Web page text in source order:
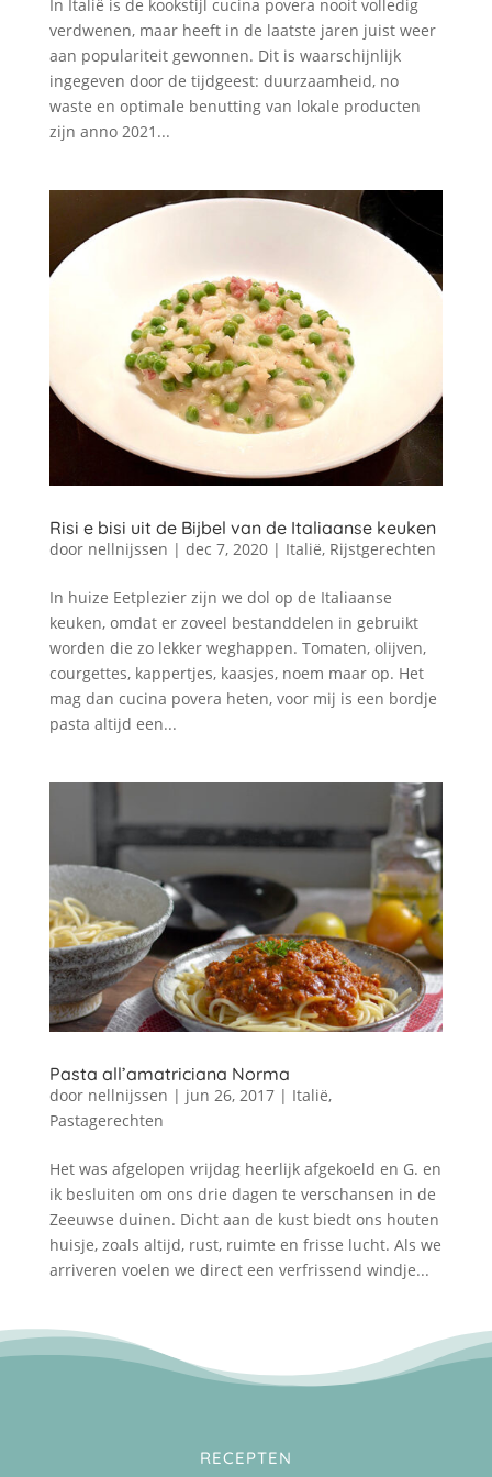
In Italië is de kookstijl cucina povera nooit volledig
verdwenen, maar heeft in de laatste jaren juist weer
aan populariteit gewonnen. Dit is waarschijnlijk
ingegeven door de tijdgeest: duurzaamheid, no
waste en optimale benutting van lokale producten
zijn anno 2021...
Risi e bisi uit de Bijbel van de Italiaanse keuken
door nellnijssen | dec 7, 2020| Italië, Rijstgerechten
In huize Eetplezier zijn we dol op de Italiaanse
keuken, omdat er zoveel bestanddelen in gebruikt
worden die zo lekker weghappen. Tomaten, olijven,
courgettes, kappertjes, kaasjes, noem maar op. Het
mag dan cucina povera heten, voor mij is een bordje
pasta altijd een...
Pasta all’amatriciana Norma
door nellnijssen | jun 26, 2017| Italië,
Pastagerechten
Het was afgelopen vrijdag heerlijk afgekoeld en G. en
ik besluiten om ons drie dagen te verschansen in de
Zeeuwse duinen. Dicht aan de kust biedt ons houten
huisje, zoals altijd, rust, ruimte en frisse lucht. Als we
arriveren voelen we direct een verfrissend windje...
RECEPTEN